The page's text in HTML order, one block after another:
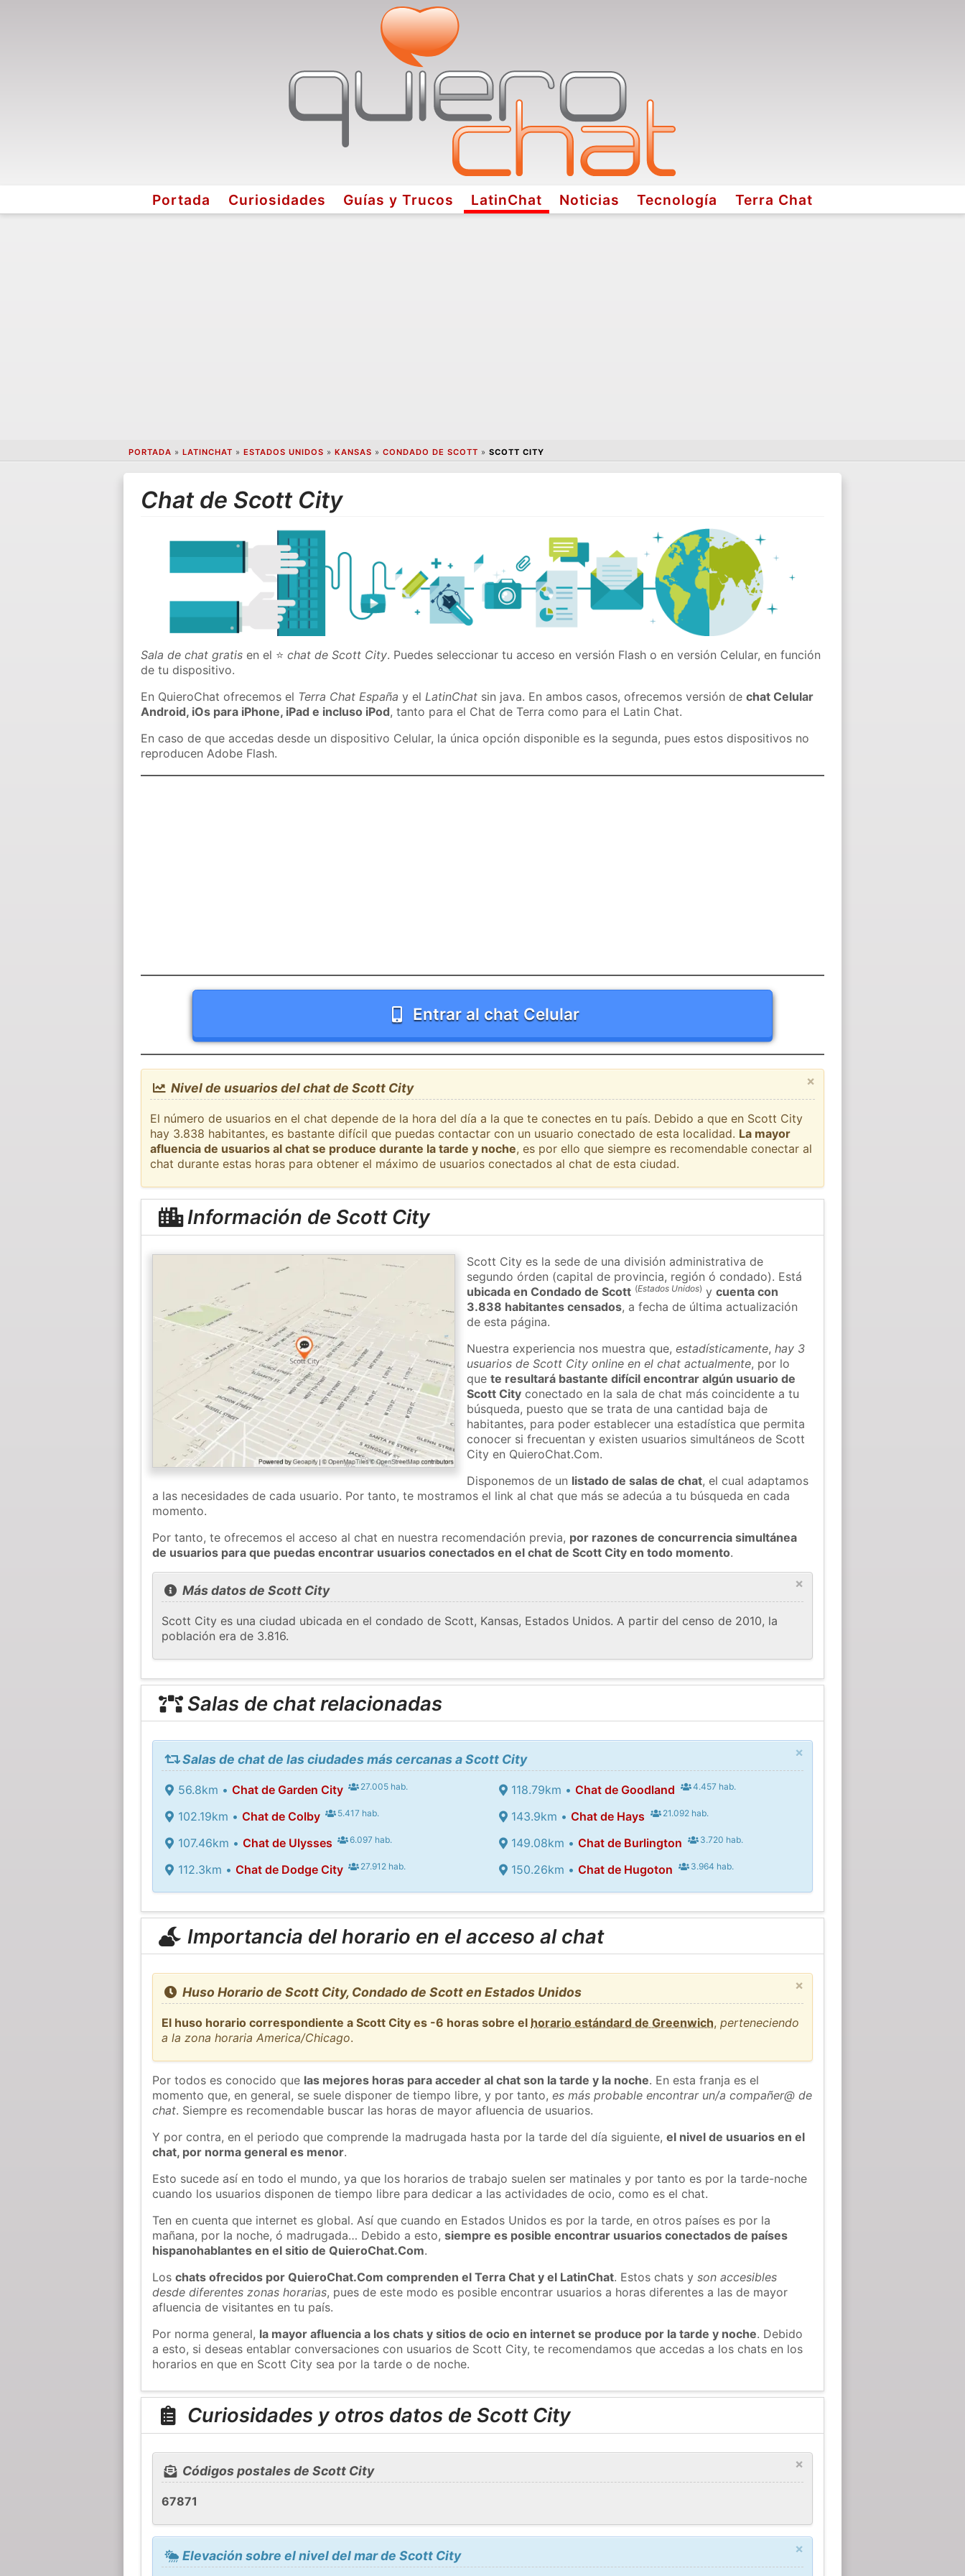
Portada Curiosidades Guías y Trucos LatinChat Noticias Tecnología Terra Chat
PORTADA » LATINCHAT » ESTADOS UNIDOS » KANSAS » CONDADO DE SCOTT » SCOTT CITY
Chat de Scott City
Sala de chat gratis en el ⭐chat de Scott City. Puedes seleccionar tu acceso en versión Flash o en versión Celular, en función
de tu dispositivo.
En QuieroChat ofrecemos el Terra Chat España y elLatinChat sin java. En ambos casos, ofrecemos versión dechat Celular
Android, iOs para iPhone, iPad e incluso iPod, tanto para el Chat de Terra como para el Latin Chat.
En caso de que accedas desde un dispositivo Celular, la única opción disponible es la segunda, pues estos dispositivos no
reproducen Adobe Flash.
Entrar al chat Celular
×
Nivel de usuarios del chat de Scott City
El número de usuarios en el chat depende de la hora del día a la que te conectes en tu país. Debido a que en Scott City
hay 3.838 habitantes, es bastante difícil que puedas contactar con un usuario conectado de esta localidad. La mayor
afluencia de usuarios al chat se produce durante la tarde y noche, es por ello que siempre es recomendable conectar al
chat durante estas horas para obtener el máximo de usuarios conectados al chat de esta ciudad.
Información de Scott City
Scott City es la sede de una división administrativa de
segundo órden (capital de provincia, región ó condado). Está
ubicada en Condado de Scott (Estados Unidos) ycuenta con
3.838 habitantes censados, a fecha de última actualización
de esta página.
Nuestra experiencia nos muestra que,estadísticamente,hay 3
usuarios de Scott City online en el chat actualmente, por lo
quete resultará bastante difícil encontrar algún usuario de
Scott City conectado en la sala de chat más coincidente a tu
búsqueda, puesto que se trata de una cantidad baja de
habitantes, para poder establecer una estadística que permita
conocer si frecuentan y existen usuarios simultáneos de Scott
City en QuieroChat.Com.
Disponemos de un listado de salas de chat, el cual adaptamos
a las necesidades de cada usuario. Por tanto, te mostramos el link al chat que más se adecúa a tu búsqueda en cada
momento.
Por tanto, te ofrecemos el acceso al chat en nuestra recomendación previa, por razones de concurrencia simultánea
de usuarios para que puedas encontrar usuarios conectados en el chat de Scott City en todo momento.
×
Más datos de Scott City
Scott City es una ciudad ubicada en el condado de Scott, Kansas, Estados Unidos. A partir del censo de 2010, la
población era de 3.816.
Salas de chat relacionadas
×
Salas de chat de las ciudades más cercanas a Scott City
56.8km • Chat de Garden City 27.005 hab.
102.19km • Chat de Colby 5.417 hab.
107.46km • Chat de Ulysses 6.097 hab.
112.3km • Chat de Dodge City 27.912 hab.
118.79km •Chat de Goodland 4.457 hab.
143.9km •Chat de Hays 21.092 hab.
149.08km •Chat de Burlington 3.720 hab.
150.26km •Chat de Hugoton 3.964 hab.
Importancia del horario en el acceso al chat
×
Huso Horario de Scott City, Condado de Scott en Estados Unidos
El huso horario correspondiente a Scott City es -6 horas sobre el horario estándard de Greenwich,perteneciendo
a la zona horaria America/Chicago.
Por todos es conocido que las mejores horas para acceder al chat son la tarde y la noche. En esta franja es el
momento que, en general, se suele disponer de tiempo libre, y por tanto,es más probable encontrar un/a compañer@ de
chat. Siempre es recomendable buscar las horas de mayor afluencia de usuarios.
Y por contra, en el periodo que comprende la madrugada hasta por la tarde del día siguiente,el nivel de usuarios en el
chat, por norma general es menor.
Esto sucede así en todo el mundo, ya que los horarios de trabajo suelen ser matinales y por tanto es por la tarde-noche
cuando los usuarios disponen de tiempo libre para dedicar a las actividades de ocio, como es el chat.
Ten en cuenta que internet es global. Así que cuando en Estados Unidos es por la tarde, en otros países es por la
mañana, por la noche, ó madrugada… Debido a esto,siempre es posible encontrar usuarios conectados de países
hispanohablantes en el sitio de QuieroChat.Com.
Loschats ofrecidos por QuieroChat.Com comprenden el Terra Chat y el LatinChat. Estos chats yson accesibles
desde diferentes zonas horarias, pues de este modo es posible encontrar usuarios a horas diferentes a las de mayor
afluencia de visitantes en tu país.
Por norma general, la mayor afluencia a los chats y sitios de ocio en internet se produce por la tarde y noche. Debido
a esto, si deseas entablar conversaciones con usuarios de Scott City, te recomendamos que accedas a los chats en los
horarios en que en Scott City sea por la tarde o de noche.
Curiosidades y otros datos de Scott City
×
Códigos postales de Scott City
67871
×
Elevación sobre el nivel del mar de Scott City